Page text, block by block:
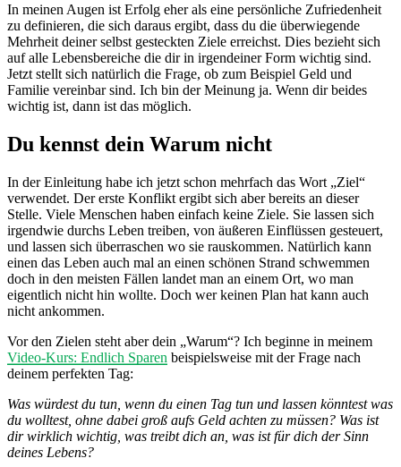
In meinen Augen ist Erfolg eher als eine persönliche Zufriedenheit
zu definieren, die sich daraus ergibt, dass du die überwiegende
Mehrheit deiner selbst gesteckten Ziele erreichst. Dies bezieht sich
auf alle Lebensbereiche die dir in irgendeiner Form wichtig sind.
Jetzt stellt sich natürlich die Frage, ob zum Beispiel Geld und
Familie vereinbar sind. Ich bin der Meinung ja. Wenn dir beides
wichtig ist, dann ist das möglich.
Du kennst dein Warum nicht
In der Einleitung habe ich jetzt schon mehrfach das Wort „Ziel“
verwendet. Der erste Konflikt ergibt sich aber bereits an dieser
Stelle. Viele Menschen haben einfach keine Ziele. Sie lassen sich
irgendwie durchs Leben treiben, von äußeren Einflüssen gesteuert,
und lassen sich überraschen wo sie rauskommen. Natürlich kann
einen das Leben auch mal an einen schönen Strand schwemmen
doch in den meisten Fällen landet man an einem Ort, wo man
eigentlich nicht hin wollte. Doch wer keinen Plan hat kann auch
nicht ankommen.
Vor den Zielen steht aber dein „Warum“? Ich beginne in meinem
Video-Kurs: Endlich Sparen beispielsweise mit der Frage nach
deinem perfekten Tag:
Was würdest du tun, wenn du einen Tag tun und lassen könntest was
du wolltest, ohne dabei groß aufs Geld achten zu müssen? Was ist
dir wirklich wichtig, was treibt dich an, was ist für dich der Sinn
deines Lebens?